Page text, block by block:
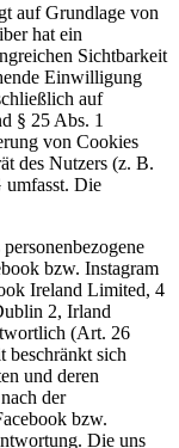
auf Grundlage von
hat ein
Sichtbarkeit
Einwilligung
auf
§ 25 Abs. 1
von Cookies
des Nutzers (z. B.
Die
bzw. Instagram
Ireland Limited, 4
2, Irland
(Art. 26
sich
und deren
der
bzw.
Die uns